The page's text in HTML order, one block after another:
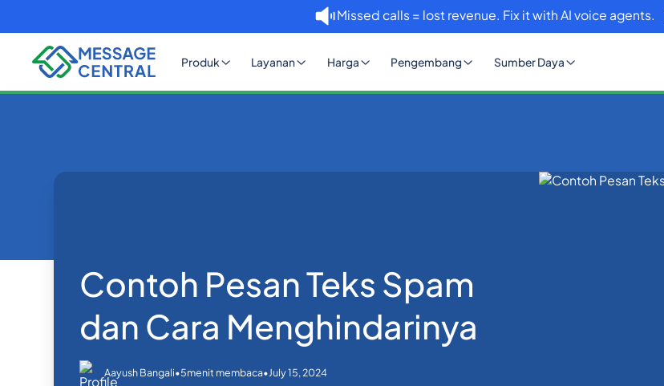
Missed calls = lost revenue. Fix it with AI voice agents.
Produk Layanan Harga Pengembang Sumber Daya
Contoh Pesan Teks Spam
dan Cara Menghindarinya
Aayush Bangali•5menit membaca•July 15, 2024